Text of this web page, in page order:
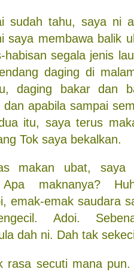
sudah tahu, saya ni
saya membawa balik
habisan segala jenis
daging di
daging bakar dan
apabila sampai
itu, saya terus
Tok saya bekalkan.
makan ubat, saya
maknanya?
emak-emak saudara
Adoi.
dah ni. Dah tak
rasa secuti mana